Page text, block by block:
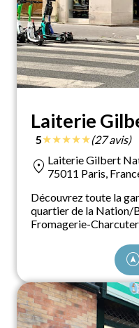
Laiterie
5★★★★★(27 avis)
location_on Laiterie Gilbert
75011 Paris,
Découvrez toute la
quartier de la Nation/
Fromagerie-
assistant_navigation